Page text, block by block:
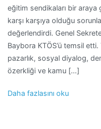
eğitim sendikaları bir
karşı karşıya olduğu
değerlendirdi. Genel
Baybora KTÖS’ü temsil
pazarlık, sosyal diyalog,
özerkliği ve kamu […]
Daha fazlasını oku